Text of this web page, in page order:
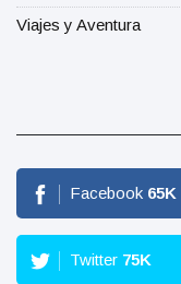
Viajes y Aventura
Facebook 65K
Twitter 75K